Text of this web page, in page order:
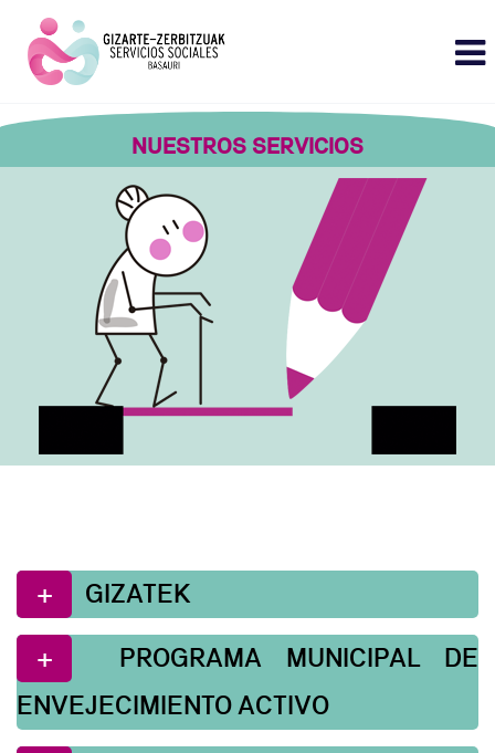
NUESTROS SERVICIOS
GIZATEK
PROGRAMA MUNICIPAL DE
ENVEJECIMIENTO ACTIVO